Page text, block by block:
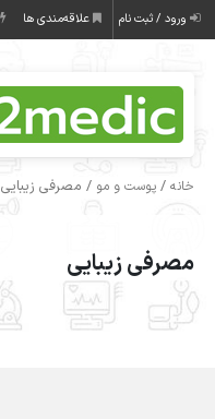
ورود / ثبت نام علاقه‌مندی ها
خانه /پوست و مو / مصرفی زیبایی
مصرفی زیبایی